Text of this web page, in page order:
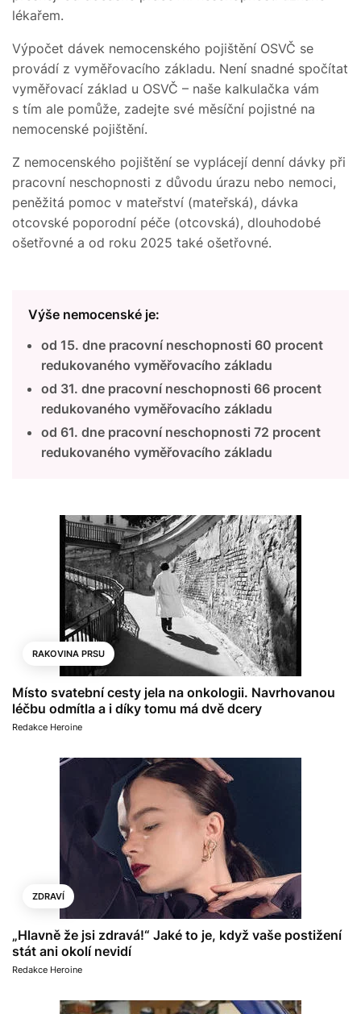
lékařem.
Výpočet dávek nemocenského pojištění OSVČ se
provádí z vyměřovacího základu. Není snadné spočítat
vyměřovací základ u OSVČ – naše kalkulačka vám
s tím ale pomůže, zadejte své měsíční pojistné na
nemocenské pojištění.
Z nemocenského pojištění se vyplácejí denní dávky při
pracovní neschopnosti z důvodu úrazu nebo nemoci,
peněžitá pomoc v mateřství (mateřská), dávka
otcovské poporodní péče (otcovská), dlouhodobé
ošetřovné a od roku 2025 také ošetřovné.
Výše nemocenské je:
od 15. dne pracovní neschopnosti 60 procent
redukovaného vyměřovacího základu
od 31. dne pracovní neschopnosti 66 procent
redukovaného vyměřovacího základu
od 61. dne pracovní neschopnosti 72 procent
redukovaného vyměřovacího základu
RAKOVINA PRSU
Místo svatební cesty jela na onkologii. Navrhovanou
léčbu odmítla a i díky tomu má dvě dcery
Redakce Heroine
ZDRAVÍ
„Hlavně že jsi zdravá!“ Jaké to je, když vaše postižení
stát ani okolí nevidí
Redakce Heroine